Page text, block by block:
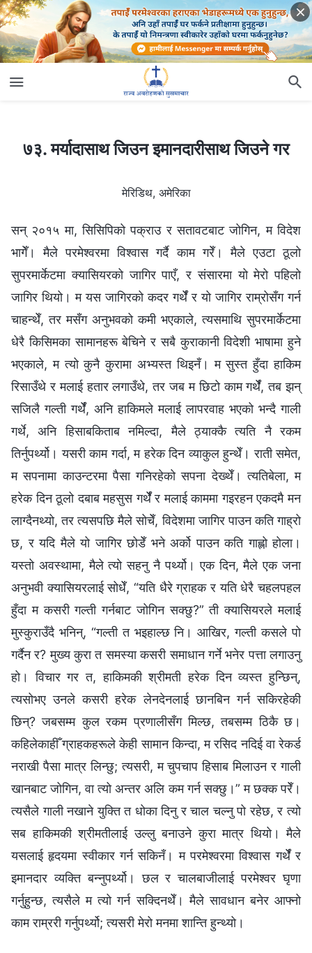
७३. मर्यादासाथ जिउन इमानदारीसाथ जिउने गर
७३. मर्यादासाथ जिउन इमानदारीसाथ जिउने गर
मेरिडिथ, अमेरिका
सन् २०१५ मा, सिसिपिको पक्राउ र सतावटबाट जोगिन, म विदेश
भागेँ। मैले परमेश्‍वरमा विश्वास गर्दै काम गरेँ। मैले एउटा ठूलो
सुपरमार्केटमा क्यासियरको जागिर पाएँ, र संसारमा यो मेरो पहिलो
जागिर थियो। म यस जागिरको कदर गर्थेँ र यो जागिर राम्रोसँग गर्न
चाहन्थेँ, तर मसँग अनुभवको कमी भएकाले, त्यसमाथि सुपरमार्केटमा
धेरै किसिमका सामानहरू बेचिने र सबै कुराकानी विदेशी भाषामा हुने
भएकाले, म त्यो कुनै कुरामा अभ्यस्त थिइनँ। म सुस्त हुँदा हाकिम
रिसाउँथे र मलाई हतार लगाउँथे, तर जब म छिटो काम गर्थेँ, तब झन्
सजिलै गल्ती गर्थेँ, अनि हाकिमले मलाई लापरवाह भएको भन्दै गाली
गर्थे, अनि हिसाबकिताब नमिल्दा, मैले ठ्याक्कै त्यति नै रकम
तिर्नुपर्थ्यो। यसरी काम गर्दा, म हरेक दिन व्याकुल हुन्थेँ। राती समेत,
म सपनामा काउन्टरमा पैसा गनिरहेको सपना देख्थेँ। त्यतिबेला, म
हरेक दिन ठूलो दबाब महसुस गर्थेँ र मलाई काममा गइरहन एकदमै मन
लाग्दैनथ्यो, तर त्यसपछि मैले सोचेँ, विदेशमा जागिर पाउन कति गाह्रो
छ, र यदि मैले यो जागिर छोडेँ भने अर्को पाउन कति गाह्लो होला।
यस्तो अवस्थामा, मैले त्यो सहनु नै पर्थ्यो। एक दिन, मैले एक जना
अनुभवी क्यासियरलाई सोधेँ, “यति धैरे ग्राहक र यति धेरै चहलपहल
हुँदा म कसरी गल्ती गर्नबाट जोगिन सक्छु?” ती क्यासियरले मलाई
मुस्कुराउँदै भनिन्, “गल्ती त भइहाल्छ नि। आखिर, गल्ती कसले पो
गर्दैन र? मुख्य कुरा त समस्या कसरी समाधान गर्ने भनेर पत्ता लगाउनु
हो। विचार गर त, हाकिमकी श्रीमती हरेक दिन व्यस्त हुन्छिन्,
त्यसोभए उनले कसरी हरेक लेनदेनलाई छानबिन गर्न सकिरहेकी
छिन्? जबसम्म कुल रकम प्रणालीसँग मिल्छ, तबसम्म ठिकै छ।
कहिलेकाहीँ ग्राहकहरूले केही सामान किन्दा, म रसिद नदिई वा रेकर्ड
नराखी पैसा मात्र लिन्छु; त्यसरी, म चुपचाप हिसाब मिलाउन र गाली
खानबाट जोगिन, वा त्यो अन्तर अलि कम गर्न सक्छु।” म छक्क परेँ।
त्यसैले गाली नखाने युक्ति त धोका दिनु र चाल चल्नु पो रहेछ, र त्यो
सब हाकिमकी श्रीमतीलाई उल्लु बनाउने कुरा मात्र थियो। मैले
यसलाई हृदयमा स्वीकार गर्न सकिनँ। म परमेश्‍वरमा विश्वास गर्थेँ र
इमानदार व्यक्ति बन्नुपर्थ्यो। छल र चालबाजीलाई परमेश्‍वर घृणा
गर्नुहुन्छ, त्यसैले म त्यो गर्न सक्दिनथेँ। मैले सावधान बनेर आफ्नो
काम राम्ररी गर्नुपर्थ्यो; त्यसरी मेरो मनमा शान्ति हुन्थ्यो।